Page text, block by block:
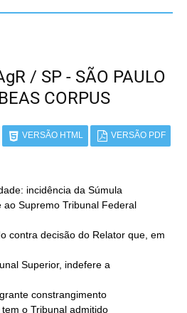
/ SP - SÃO PAULO
CORPUS
VERSÃO HTML VERSÃO PDF
incidência da Súmula
constrangimento